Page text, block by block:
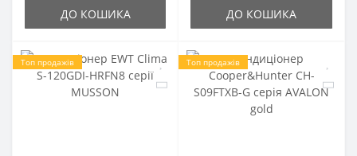
ДО КОШИКА ДО КОШИКА
Топ продажів Топ продажів